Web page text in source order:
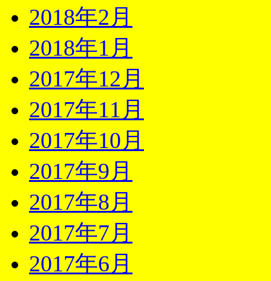
2018年2月
2018年1月
2017年12月
2017年11月
2017年10月
2017年9月
2017年8月
2017年7月
2017年6月